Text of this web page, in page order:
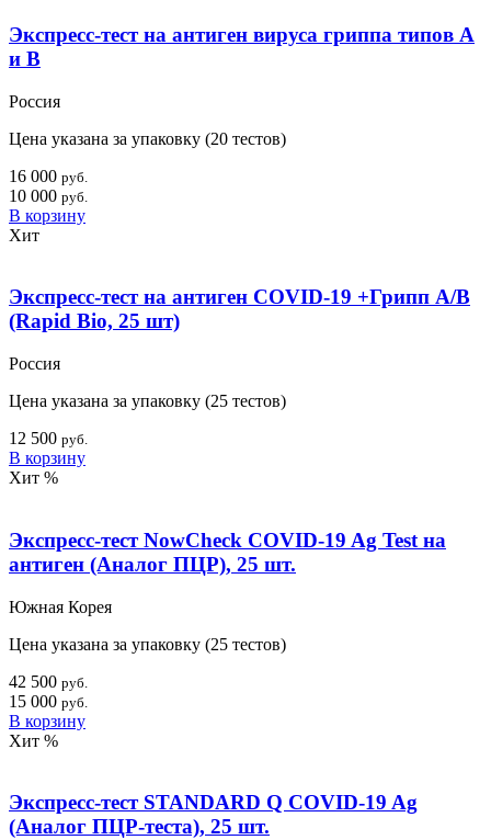
Экспресс-тест на антиген вируса гриппа типов A
и B
Россия
Цена указана за упаковку (20 тестов)
16 000 руб.
10 000 руб.
В корзину
Хит
Экспресс-тест на антиген COVID-19 +Грипп А/B
(Rapid Bio, 25 шт)
Россия
Цена указана за упаковку (25 тестов)
12 500 руб.
В корзину
Хит %
Экспресс-тест NowCheck COVID-19 Ag Test на
антиген (Аналог ПЦР), 25 шт.
Южная Корея
Цена указана за упаковку (25 тестов)
42 500 руб.
15 000 руб.
В корзину
Хит %
Экспресс-тест STANDARD Q COVID-19 Ag
(Аналог ПЦР-теста), 25 шт.